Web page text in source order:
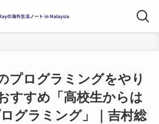
プログラミングをやり
すすめ「高校生からは
グラミング」｜吉村総